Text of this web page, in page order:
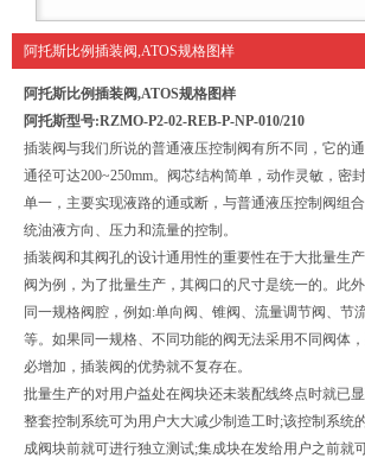
阿托斯比例插装阀,ATOS规格图样
阿托斯比例插装阀,ATOS规格图样
阿托斯型号:RZMO-P2-02-REB-P-NP-010/210
插装阀与我们所说的普通液压控制阀有所不同，它的通
通径可达200~250mm。阀芯结构简单，动作灵敏，密
单一，主要实现液路的通或断，与普通液压控制阀组
统油液方向、压力和流量的控制。
插装阀和其阀孔的设计通用性的重要性在于大批量生
阀为例，为了批量生产，其阀口的尺寸是统一的。此
同一规格阀腔，例如:单向阀、锥阀、流量调节阀、节
等。如果同一规格、不同功能的阀无法采用不同阀体
必增加，插装阀的优势就不复存在。
批量生产的对用户益处在阀块还未装配线终点时就已
整套控制系统可为用户大大减少制造工时;该控制系统
成阀块前就可进行独立测试;集成块在发给用户之前就